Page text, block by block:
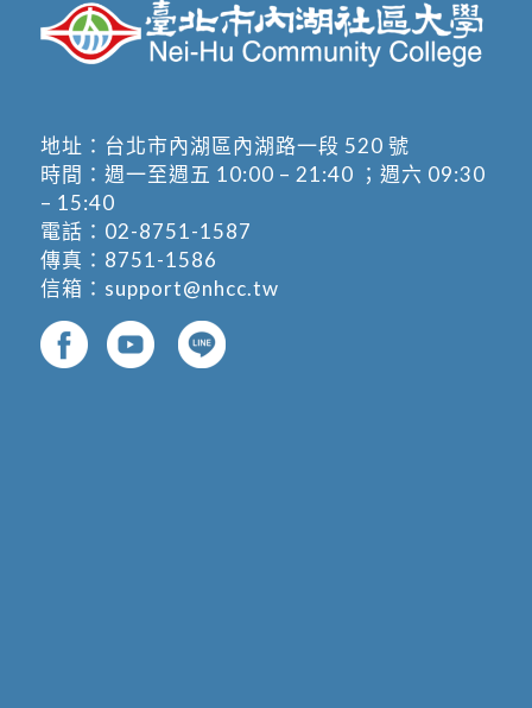
地址： 台北市內湖區內湖路一段 520 號
時間：週一至週五 10:00 – 21:40 ；週六 09:30
– 15:40
電話： 02-8751-1587
傳真：8751-1586
信箱： support@nhcc.tw